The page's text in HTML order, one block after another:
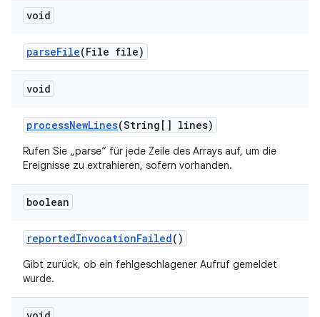
void
parseFile(File file)
void
processNewLines(String[] lines)
Rufen Sie „parse“ für jede Zeile des Arrays auf, um die
Ereignisse zu extrahieren, sofern vorhanden.
boolean
reportedInvocationFailed()
Gibt zurück, ob ein fehlgeschlagener Aufruf gemeldet
wurde.